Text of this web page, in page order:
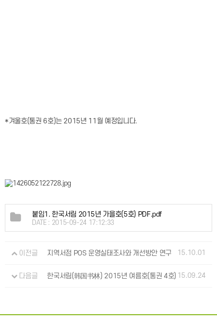
*겨울호(통권 6호)는 2015년 11월 예정입니다.
붙임1. 한국서림 2015년 가을호(5호) PDF.pdf
DATE : 2015-09-24 17:12:33
이전글 지역서점 POS 운영실태조사와 개선방안 연구 15.10.01
다음글 한국서림(韩国书林) 2015년 여름호(통권 4호) 15.09.24